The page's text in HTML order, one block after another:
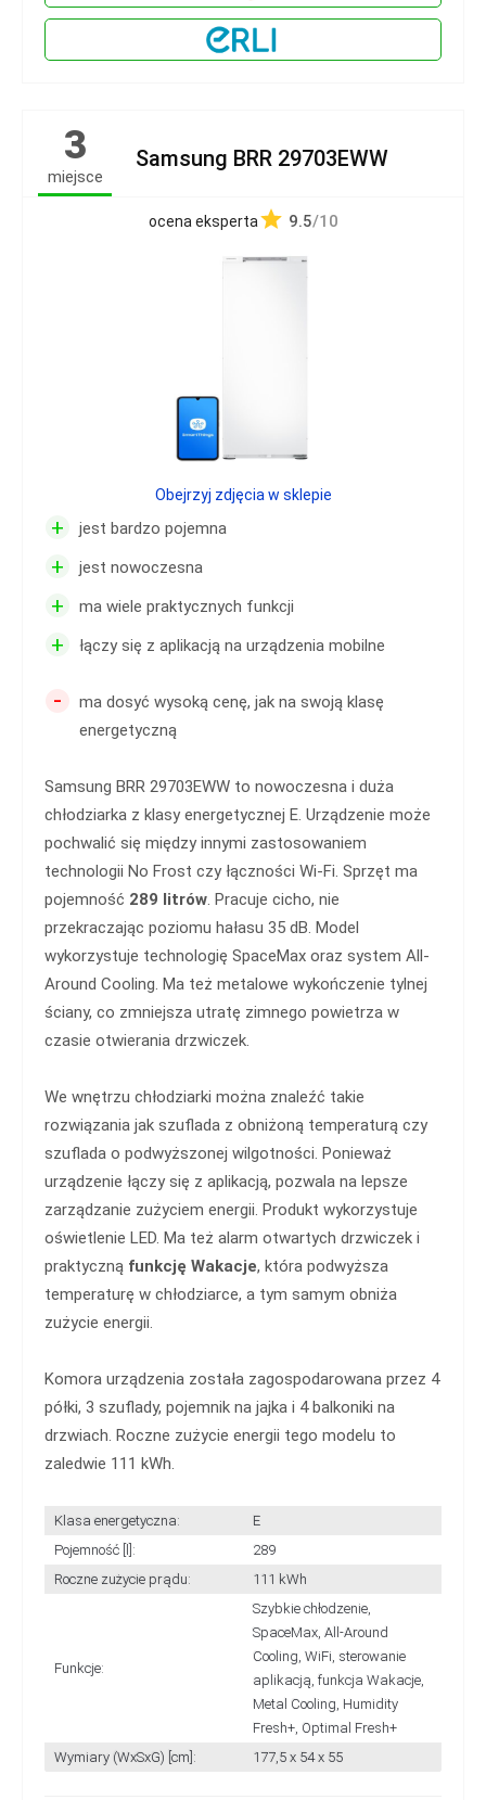
3
miejsce
Samsung BRR 29703EWW
ocena eksperta 9.5/10
+ jest bardzo pojemna
+ jest nowoczesna
+ ma wiele praktycznych funkcji
+ łączy się z aplikacją na urządzenia mobilne
-
ma dosyć wysoką cenę, jak na swoją klasę
energetyczną
Samsung BRR 29703EWW to nowoczesna i duża
chłodziarka z klasy energetycznej E. Urządzenie może
pochwalić się między innymi zastosowaniem
technologii No Frost czy łączności Wi-Fi. Sprzęt ma
pojemność 289 litrów. Pracuje cicho, nie
przekraczając poziomu hałasu 35 dB. Model
wykorzystuje technologię SpaceMax oraz system All-
Around Cooling. Ma też metalowe wykończenie tylnej
ściany, co zmniejsza utratę zimnego powietrza w
czasie otwierania drzwiczek.
We wnętrzu chłodziarki można znaleźć takie
rozwiązania jak szuflada z obniżoną temperaturą czy
szuflada o podwyższonej wilgotności. Ponieważ
urządzenie łączy się z aplikacją, pozwala na lepsze
zarządzanie zużyciem energii. Produkt wykorzystuje
oświetlenie LED. Ma też alarm otwartych drzwiczek i
praktyczną funkcję Wakacje, która podwyższa
temperaturę w chłodziarce, a tym samym obniża
zużycie energii.
Komora urządzenia została zagospodarowana przez 4
półki, 3 szuflady, pojemnik na jajka i 4 balkoniki na
drzwiach. Roczne zużycie energii tego modelu to
zaledwie 111 kWh.
Klasa energetyczna:
E
Pojemność [l]:
289
Roczne zużycie prądu:
111 kWh
Funkcje:
Szybkie chłodzenie,
SpaceMax, All-Around
Cooling, WiFi, sterowanie
aplikacją, funkcja Wakacje,
Metal Cooling, Humidity
Fresh+, Optimal Fresh+
Wymiary (WxSxG) [cm]:
177,5 x 54 x 55
Obejrzyj zdjęcia w sklepie